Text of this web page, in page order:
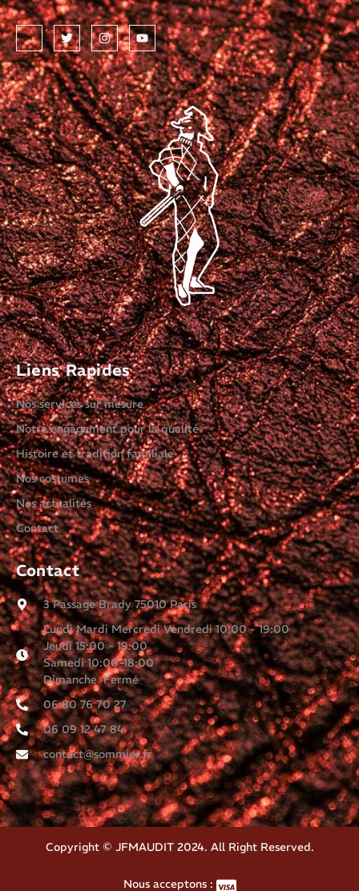
Liens Rapides
Nos services sur mesure
Notre engagement pour la qualité
Histoire et tradition familiale
Nos costumes
Nos actualités
Contact
Contact
3 Passage Brady 75010 Paris
Lundi Mardi Mercredi Vendredi 10:00 - 19:00
Jeudi 15:00 - 19:00
Samedi 10:00-18:00
Dimanche Fermé
06 80 76 70 27
06 09 12 47 84
contact@sommier.fr
Copyright © JFMAUDIT 2024. All Right Reserved.
Nous acceptons :